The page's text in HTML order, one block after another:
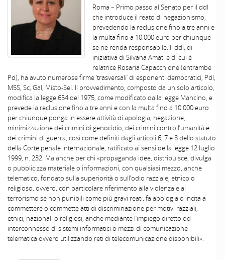
Roma – Primo passo al Senato per il ddl
che introduce il reato di negazionismo,
prevedendo la reclusione fino a tre anni e
la multa fino a 10.000 euro per chiunque
se ne renda responsabile. Il ddl, di
iniziativa di Silvana Amati e di cui è
relatrice Rosaria Capacchione (entrambe
Pd), ha avuto numerose firme ‘trasversali’ di esponenti democratici, Pdl,
M5S, Sc, Gal, Misto-Sel. Il provvedimento, composto da un solo articolo,
modifica la legge 654 del 1975, come modificato dalla legge Mancino, e
prevede la reclusione fino a tre anni e con la multa fino a 10.000 euro
per chiunque ponga in essere attività di apologia, negazione,
minimizzazione dei crimini di genocidio, dei crimini contro l’umanità e
dei crimini di guerra, così come definiti dagli articoli 6, 7 e 8 dello statuto
della Corte penale internazionale, ratificato ai sensi della legge 12 luglio
1999, n. 232. Ma anche per chi «propaganda idee, distribuisce, divulga
o pubblicizza materiale o informazioni, con qualsiasi mezzo, anche
telematico, fondato sulla superiorità o sull’odio razziale, etnico o
religioso, ovvero, con particolare riferimento alla violenza e al
terrorismo se non punibili come più gravi reati, fa apologia o incita a
commettere o commette atti di discriminazione per motivi razziali,
etnici, nazionali o religiosi, anche mediante l’impiego diretto od
interconnesso di sistemi informatici o mezzi di comunicazione
telematica ovvero utilizzando reti di telecomunicazione disponibili».